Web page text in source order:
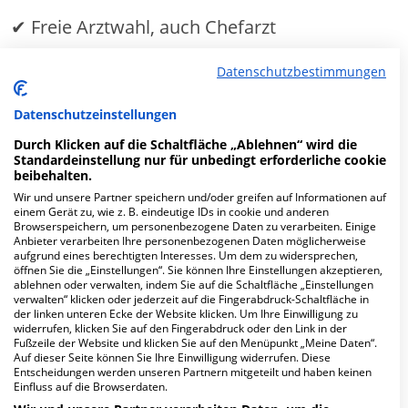
✔ Freie Arztwahl, auch Chefarzt
Ein- oder Zweibettzimmer
MEHR ERFAHREN
Anzeige
Fachabteilungen
Fachabteilung suchen:
Datenschutzbestimmungen
Datenschutzeinstellungen
Durch Klicken auf die Schaltfläche „Ablehnen“ wird die
Standardeinstellung nur für unbedingt erforderliche cookie
beibehalten.
Wir und unsere Partner speichern und/oder greifen auf Informationen auf
einem Gerät zu, wie z. B. eindeutige IDs in cookie und anderen
Browserspeichern, um personenbezogene Daten zu verarbeiten. Einige
Anbieter verarbeiten Ihre personenbezogenen Daten möglicherweise
aufgrund eines berechtigten Interesses. Um dem zu widersprechen,
öffnen Sie die „Einstellungen“. Sie können Ihre Einstellungen akzeptieren,
ablehnen oder verwalten, indem Sie auf die Schaltfläche „Einstellungen
verwalten“ klicken oder jederzeit auf die Fingerabdruck-Schaltfläche in
der linken unteren Ecke der Website klicken. Um Ihre Einwilligung zu
widerrufen, klicken Sie auf den Fingerabdruck oder den Link in der
Fußzeile der Website und klicken Sie auf den Menüpunkt „Meine Daten“.
Auf dieser Seite können Sie Ihre Einwilligung widerrufen. Diese
Entscheidungen werden unseren Partnern mitgeteilt und haben keinen
Einfluss auf die Browserdaten.